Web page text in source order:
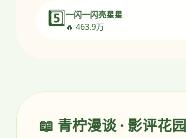
5️⃣一闪一闪亮星星
🔥 463.9万
📖 青柠漫谈 · 影评花园